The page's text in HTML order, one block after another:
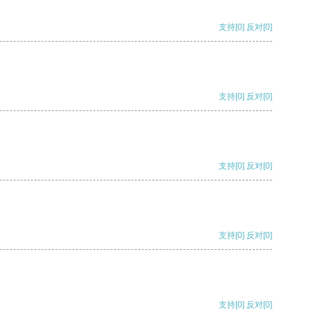
支持[0] 反对[0]
支持[0] 反对[0]
支持[0] 反对[0]
支持[0] 反对[0]
支持[0] 反对[0]